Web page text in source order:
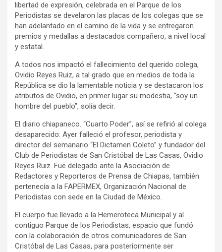
libertad de expresión, celebrada en el Parque de los
Periodistas se develaron las placas de los colegas que se
han adelantado en el camino de la vida y se entregaron
premios y medallas a destacados compañero, a nivel local
y estatal.
A todos nos impactó el fallecimiento del querido colega,
Ovidio Reyes Ruiz, a tal grado que en medios de toda la
República se dio la lamentable noticia y se destacaron los
atributos de Ovidio, en primer lugar su modestia, “soy un
hombre del pueblo”, solía decir.
El diario chiapaneco. “Cuarto Poder”, así se refirió al colega
desaparecido: Ayer falleció el profesor, periodista y
director del semanario “El Dictamen Coleto” y fundador del
Club de Periodistas de San Cristóbal de Las Casas, Ovidio
Reyes Ruiz. Fue delegado ante la Asociación de
Redactores y Reporteros de Prensa de Chiapas, también
pertenecía a la FAPERMEX, Organización Nacional de
Periodistas con sede en la Ciudad de México.
El cuerpo fue llevado a la Hemeroteca Municipal y al
contiguo Parque de los Periodistas, espacio que fundó
con la colaboración de otros comunicadores de San
Cristóbal de Las Casas, para posteriormente ser